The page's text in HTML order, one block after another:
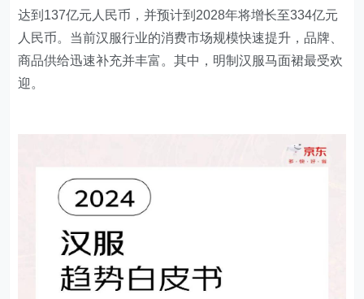
达到137亿元人民币，并预计到2028年将增长至334亿元
人民币。当前汉服行业的消费市场规模快速提升，品牌、
商品供给迅速补充并丰富。其中，明制汉服马面裙最受欢
迎。